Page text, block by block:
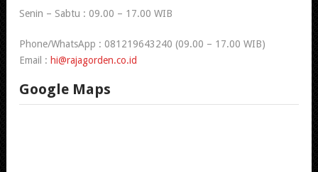
Senin – Sabtu : 09.00 – 17.00 WIB
Phone/WhatsApp : 081219643240 (09.00 – 17.00 WIB)
Email : hi@rajagorden.co.id
Google Maps